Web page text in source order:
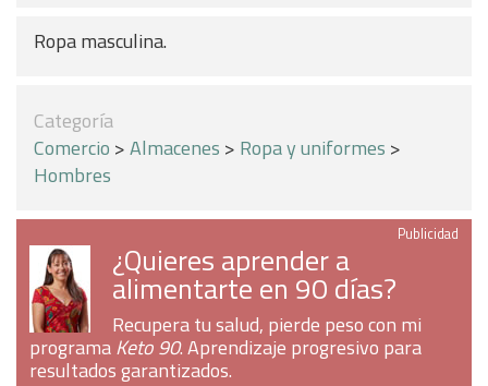
Ropa masculina.
Categoría
Comercio >Almacenes > Ropa y uniformes >
Hombres
Publicidad
¿Quieres aprender a
alimentarte en 90 días?
Recupera tu salud, pierde peso con mi
programaKeto 90. Aprendizaje progresivo para
resultados garantizados.